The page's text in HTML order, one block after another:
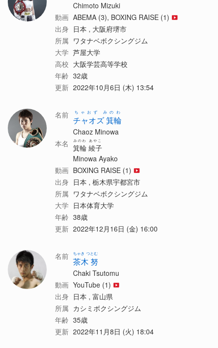
Chimoto Mizuki
動画 ABEMA (3), BOXING RAISE (1)
出身 日本 , 大阪府堺市
所属 ワタナベボクシングジム
大学 芦屋大学
高校 大阪学芸高等学校
年齢 32歳
更新 2022年10月6日 (木) 13:54
名前 チャオズ 箕輪
ちゃおず みのわ
Chaoz Minowa
本名 箕輪 綾子
みのわ あやこ
Minowa Ayako
動画 BOXING RAISE (1)
出身 日本 , 栃木県宇都宮市
所属 ワタナベボクシングジム
大学 日本体育大学
年齢 38歳
更新 2022年12月16日 (金) 16:00
名前 茶木 努
ちゃき つとむ
Chaki Tsutomu
動画 YouTube (1)
出身 日本 , 富山県
所属 カシミボクシングジム
年齢 35歳
更新 2022年11月8日 (火) 18:04